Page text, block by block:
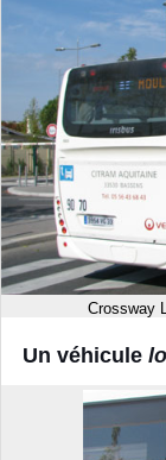
Crossway
Un véhicule